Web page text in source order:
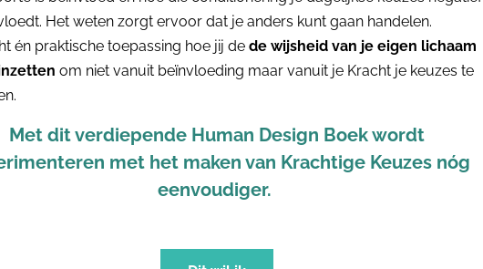
Het weten zorgt ervoor dat je anders kunt gaan handelen.
én praktische toepassing hoe jij de de wijsheid van je eigen lichaam
om niet vanuit beïnvloeding maar vanuit je Kracht je keuzes te
Met dit verdiepende Human Design Boek wordt
met het maken van Krachtige Keuzes nóg
eenvoudiger.